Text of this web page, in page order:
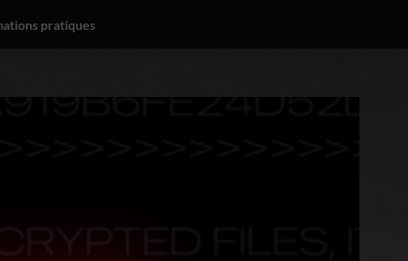
pratiques